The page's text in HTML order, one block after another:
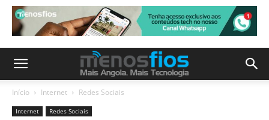
Início Internet Redes Sociais
Internet Redes Sociais